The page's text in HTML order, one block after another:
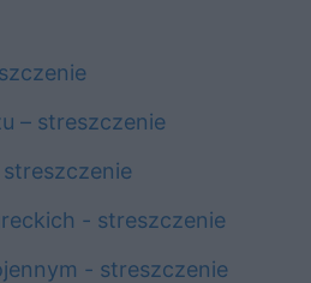
– streszczenie
- streszczenie
- streszczenie